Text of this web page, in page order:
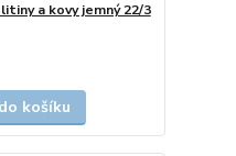
a kovy jemný 22/3
košíku